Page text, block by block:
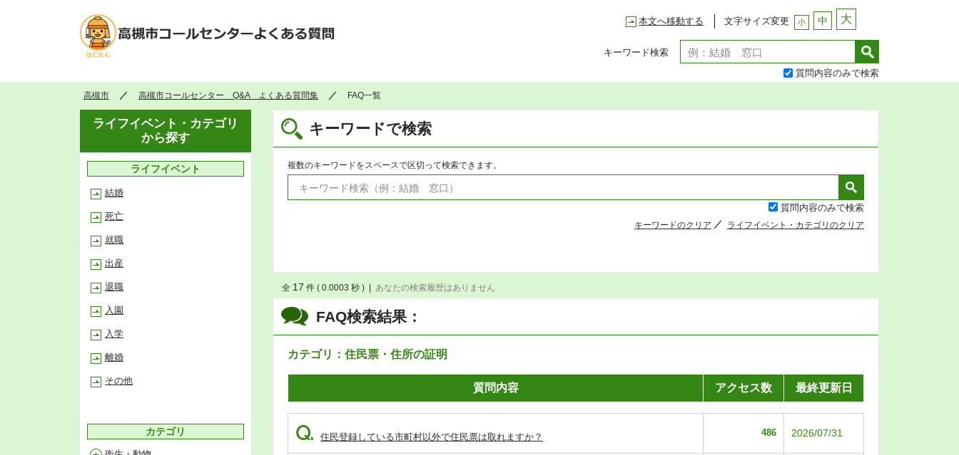
本文へ移動する 文字サイズ変更 小 中 大
キーワード検索
質問内容のみで検索
高槻市 高槻市コールセンター Q&A よくある質問集 FAQ一覧
キーワードで検索
複数のキーワードをスペースで区切って検索できます。
質問内容のみで検索
キーワードのクリア ライフイベント・カテゴリのクリア
FAQ検索結果：
カテゴリ：住民票・住所の証明
全 17 件 ( 0.0003 秒 ) あなたの検索履歴はありません
質問内容 アクセス数 最終更新日
Q. 住民登録している市町村以外で住民票は取れますか？ 486 2026/07/31
ライフイベント・カテゴリ
から探す
ライフイベント
結婚
死亡
就職
出産
退職
入園
入学
離婚
その他
カテゴリ